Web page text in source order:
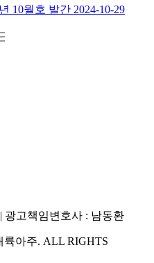
10월호 발간 2024-10-29
광고책임변호사 : 남동환
륙아주. ALL RIGHTS